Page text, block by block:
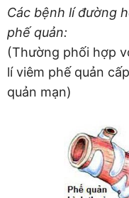
Các bệnh lí đường
phế quản:
(Thường phối hợp
lí viêm phế quản
quản mạn)